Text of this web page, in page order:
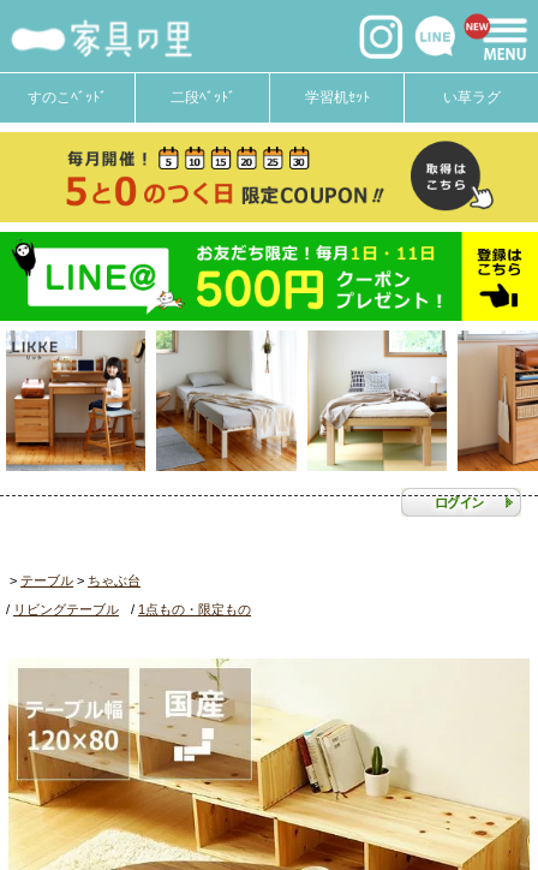
すのこﾍﾞｯﾄﾞ 二段ﾍﾞｯﾄﾞ 学習机ｾｯﾄ い草ラグ
テーブル
ちゃぶ台
リビングテーブル
1点もの・限定もの